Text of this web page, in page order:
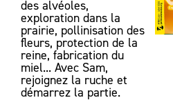
des alvéoles,
exploration dans la
prairie, pollinisation des
fleurs, protection de la
reine, fabrication du
miel... Avec Sam,
rejoignez la ruche et
démarrez la partie.